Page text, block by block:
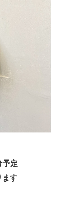
予定
ます